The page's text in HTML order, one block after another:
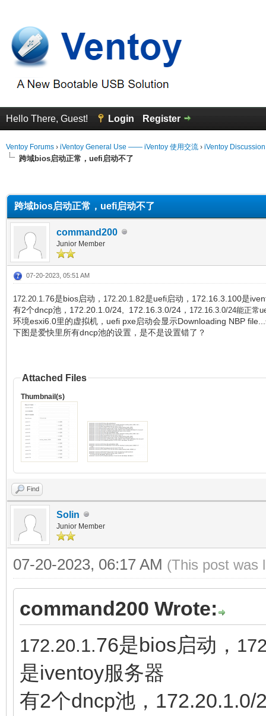
Hello There, Guest! Login Register
Ventoy Forums › iVentoy General Use —— iVentoy 使用交流 › iVentoy
跨域bios启动正常，uefi启动不了
跨域bios启动正常，uefi启动不了
command200
Junior Member
07-20-2023, 05:51 AM
172. 20.1. 76是bios启动， 172. 20.1. 82是uefi启动，172.16.3.100是
有2个dncp池，172.20.1.0/24, 172.16.3.0/24， 172.16.3.0/24能正常
环境esxi6.0里的虚拟机，uefi pxe启动会显示Downloading NBP
下图是爱快里所有dncp池的设置，是不是设置错了？
Attached Files
Thumbnail(s)
Find
Solin
Junior Member
07-20-2023, 06:17 AM (This post was
command200 Wrote:
172.20.1.76是bios启动，
是iventoy服务器
有2个dncp池，